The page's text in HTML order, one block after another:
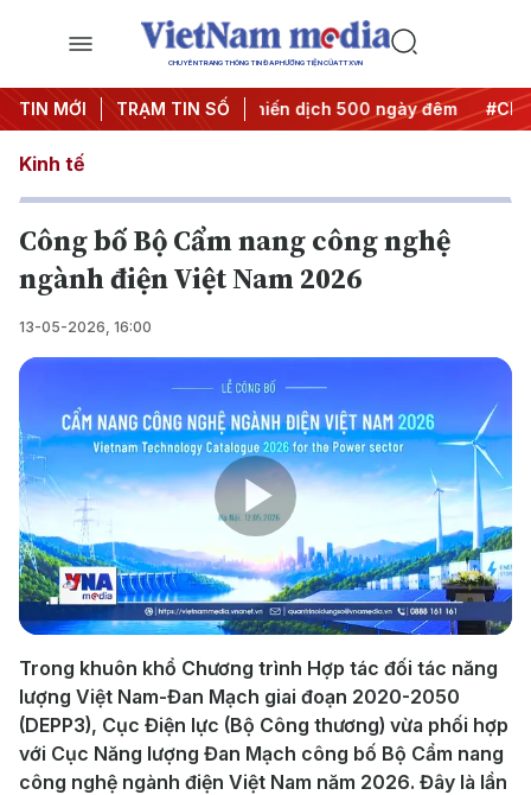
CHUYÊN TRANG THÔNG TIN ĐA PHƯƠNG TIỆN CỦA TTXVN
TIN MỚI TRẠM TIN SỐ
hành động #Chiến dịch 500 ngày đêm #Chống khai
Kinh tế
Công bố Bộ Cẩm nang công nghệ
ngành điện Việt Nam 2026
13-05-2026, 16:00
Play
Video
Trong khuôn khổ Chương trình Hợp tác đối tác năng
lượng Việt Nam-Đan Mạch giai đoạn 2020-2050
(DEPP3), Cục Điện lực (Bộ Công thương) vừa phối hợp
với Cục Năng lượng Đan Mạch công bố Bộ Cẩm nang
công nghệ ngành điện Việt Nam năm 2026. Đây là lần